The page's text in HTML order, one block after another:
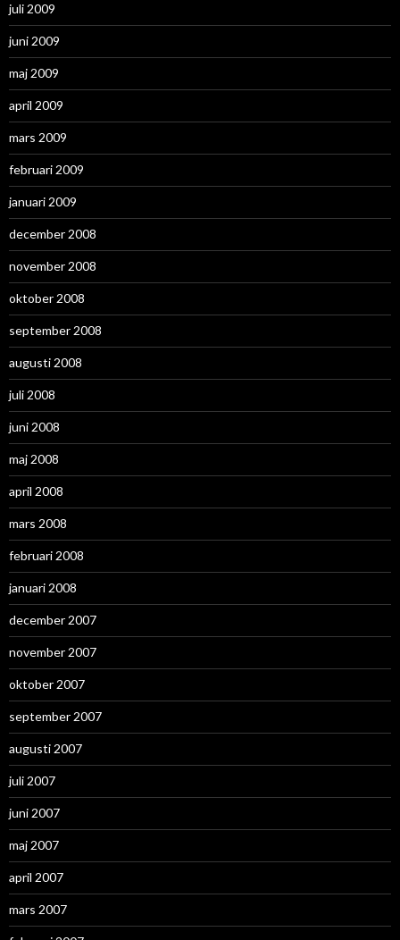
juli 2009
juni 2009
maj 2009
april 2009
mars 2009
februari 2009
januari 2009
december 2008
november 2008
oktober 2008
september 2008
augusti 2008
juli 2008
juni 2008
maj 2008
april 2008
mars 2008
februari 2008
januari 2008
december 2007
november 2007
oktober 2007
september 2007
augusti 2007
juli 2007
juni 2007
maj 2007
april 2007
mars 2007